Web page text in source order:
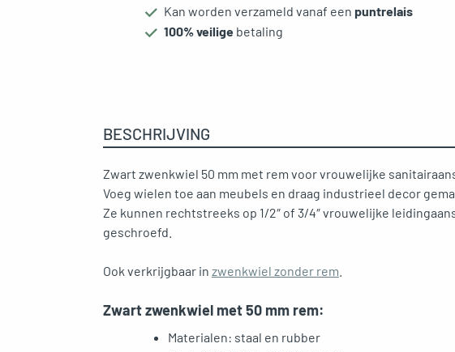
Kan worden verzameld vanaf een puntrelais
100% veiligebetaling
BESCHRIJVING
Zwart zwenkwiel 50 mm met rem voor vrouwelijke
Voeg wielen toe aan meubels en draag industrieel decor
Ze kunnen rechtstreeks op 1/2″ of 3/4″ vrouwelijke
geschroefd.
Ook verkrijgbaar in zwenkwiel zonder rem
Zwart zwenkwiel met 50 mm rem:
Materialen: staal en rubber